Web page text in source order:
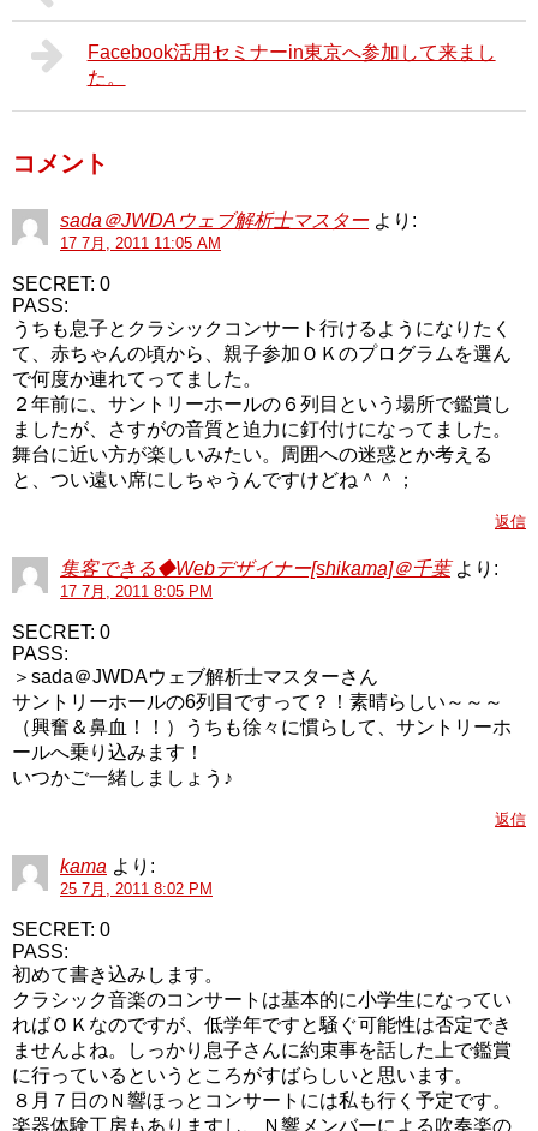
Facebook活用セミナーin東京へ参加して来まし
た。
コメント
sada＠JWDAウェブ解析士マスター より:
17 7月, 2011 11:05 AM
SECRET: 0
PASS:
うちも息子とクラシックコンサート行けるようになりたく
て、赤ちゃんの頃から、親子参加ＯＫのプログラムを選ん
で何度か連れてってました。
２年前に、サントリーホールの６列目という場所で鑑賞し
ましたが、さすがの音質と迫力に釘付けになってました。
舞台に近い方が楽しいみたい。周囲への迷惑とか考える
と、つい遠い席にしちゃうんですけどね＾＾；
返信
集客できる◆Webデザイナー[shikama]＠千葉 より:
17 7月, 2011 8:05 PM
SECRET: 0
PASS:
＞sada＠JWDAウェブ解析士マスターさん
サントリーホールの6列目ですって？！素晴らしい～～～
（興奮＆鼻血！！）うちも徐々に慣らして、サントリーホ
ールへ乗り込みます！
いつかご一緒しましょう♪
返信
kama より:
25 7月, 2011 8:02 PM
SECRET: 0
PASS:
初めて書き込みします。
クラシック音楽のコンサートは基本的に小学生になってい
ればＯＫなのですが、低学年ですと騒ぐ可能性は否定でき
ませんよね。しっかり息子さんに約束事を話した上で鑑賞
に行っているというところがすばらしいと思います。
８月７日のＮ響ほっとコンサートには私も行く予定です。
楽器体験工房もありますし、Ｎ響メンバーによる吹奏楽の